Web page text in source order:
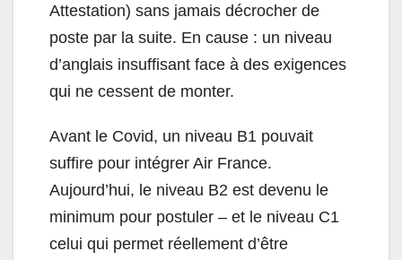
Attestation) sans jamais décrocher de
poste par la suite. En cause : un niveau
d’anglais insuffisant face à des exigences
qui ne cessent de monter.
Avant le Covid, un niveau B1 pouvait
suffire pour intégrer Air France.
Aujourd’hui, le niveau B2 est devenu le
minimum pour postuler – et le niveau C1
celui qui permet réellement d’être